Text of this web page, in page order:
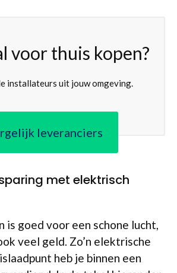
voor thuis kopen?
installateurs uit jouw omgeving.
leveranciers
met elektrisch
is goed voor een schone lucht,
veel geld. Zo’n elektrische
heb je binnen een